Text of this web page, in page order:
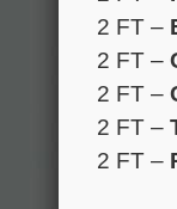
2 FT –
2 FT –
2 FT –
2 FT –
2 FT –